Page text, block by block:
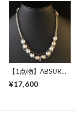
レス パーティー ド
クロ スワロビーズ
アジャスター付き
Shuar
【1点物】ABSURD
ース 53.5㎝ サイズ
¥17,600